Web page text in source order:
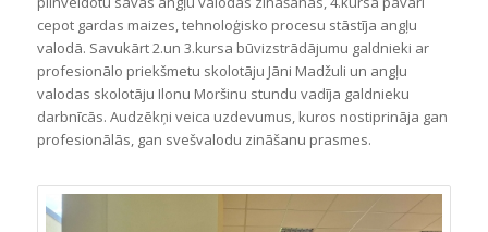
cepot gardas maizes, tehnoloģisko procesu stāstīja angļu
valodā. Savukārt 2.un 3.kursa būvizstrādājumu galdnieki ar
profesionālo priekšmetu skolotāju Jāni Madžuli un angļu
valodas skolotāju Ilonu Moršinu stundu vadīja galdnieku
darbnīcās. Audzēkņi veica uzdevumus, kuros nostiprināja gan
profesionālās, gan svešvalodu zināšanu prasmes.